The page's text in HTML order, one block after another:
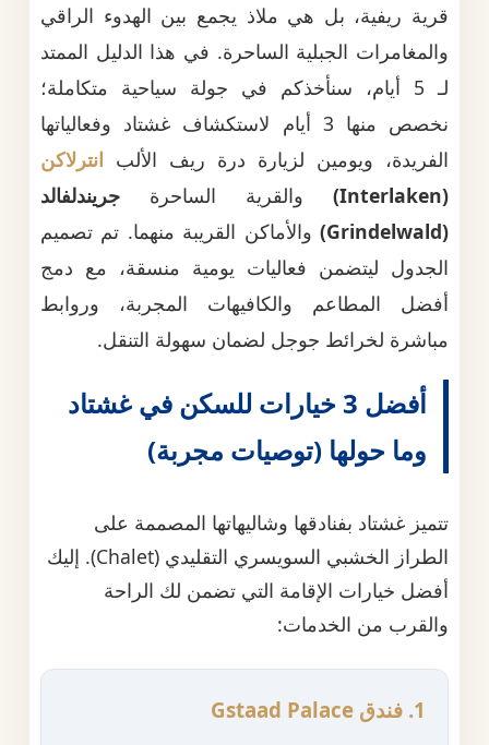
قرية ريفية، بل هي ملاذ يجمع بين الهدوء الراقي
والمغامرات الجبلية الساحرة. في هذا الدليل الممتد
لـ 5 أيام، سنأخذكم في جولة سياحية متكاملة؛
نخصص منها 3 أيام لاستكشاف غشتاد وفعالياتها
الفريدة، ويومين لزيارة درة ريف الألب انترلاكن
(Interlaken)
والقرية الساحرة جريندلفالد
(Grindelwald)
والأماكن القريبة منهما. تم تصميم
الجدول ليتضمن فعاليات يومية منسقة، مع دمج
أفضل المطاعم والكافيهات المجربة، وروابط
مباشرة لخرائط جوجل لضمان سهولة التنقل.
أفضل 3 خيارات للسكن في غشتاد
وما حولها (توصيات مجربة)
تتميز غشتاد بفنادقها وشاليهاتها المصممة على
الطراز الخشبي السويسري التقليدي (Chalet). إليك
أفضل خيارات الإقامة التي تضمن لك الراحة
والقرب من الخدمات:
1. فندق Gstaad Palace